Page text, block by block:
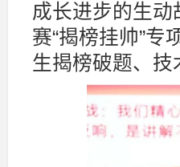
成长进步的生动
赛“揭榜挂帅”
生揭榜破题、